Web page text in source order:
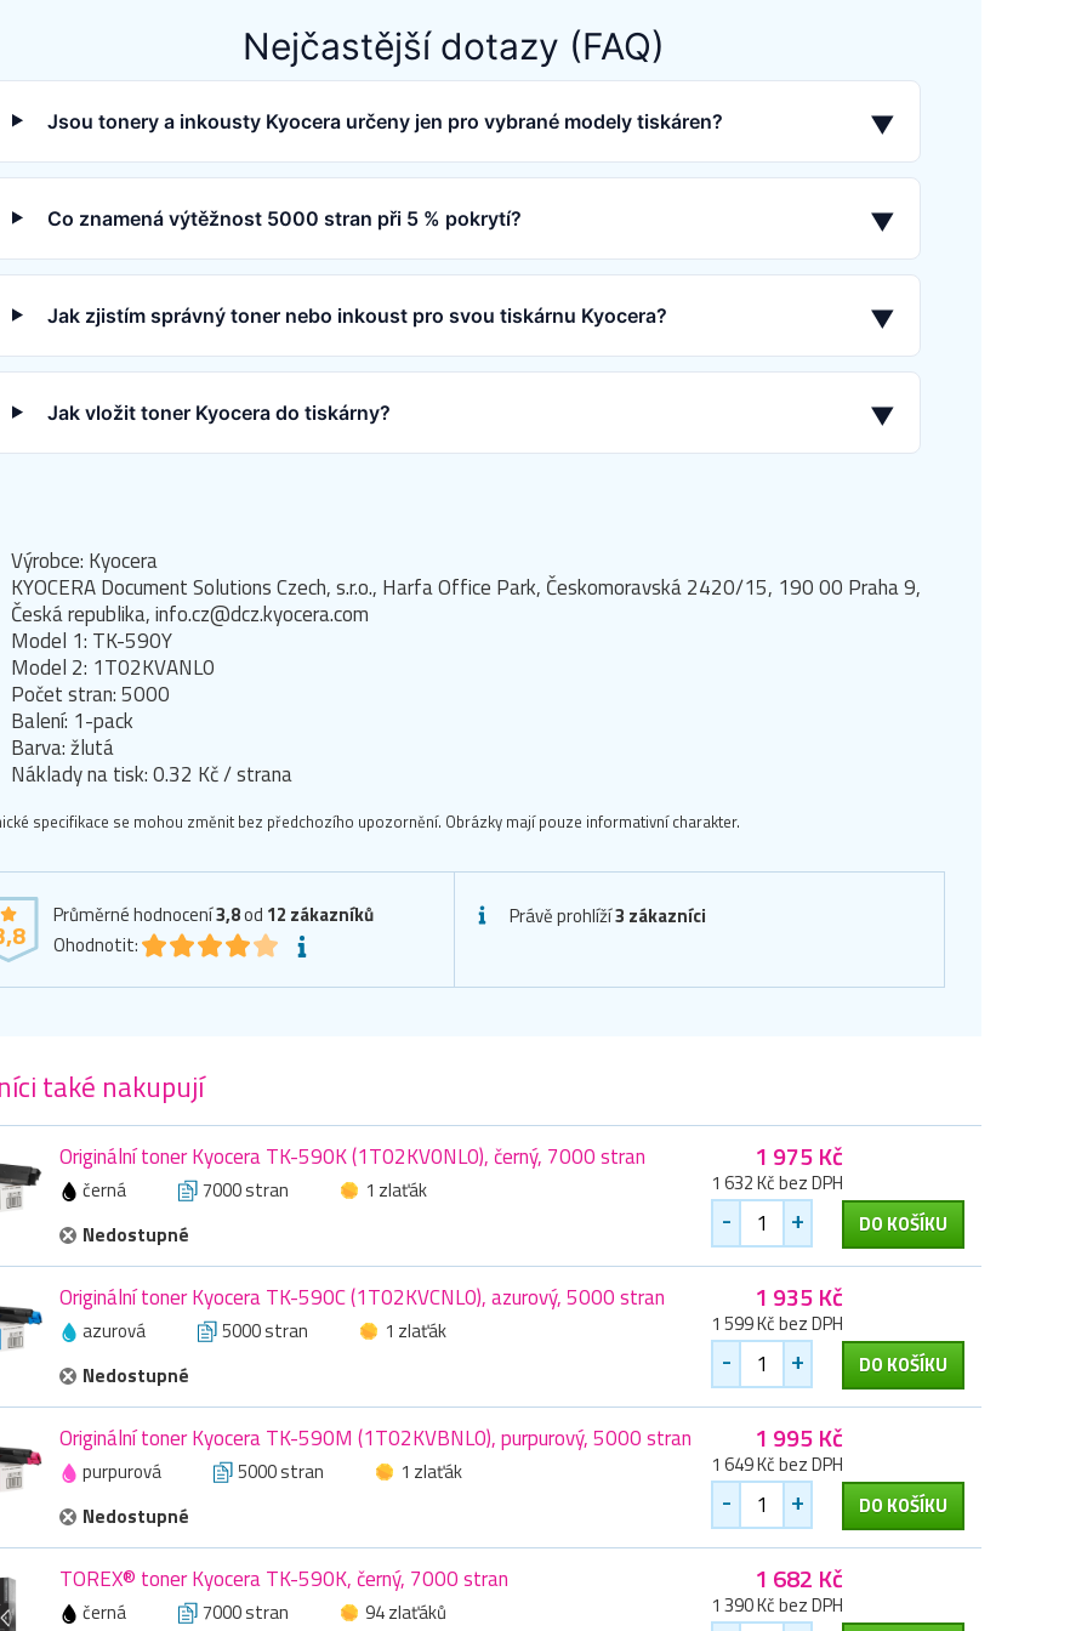
Nejčastější dotazy (FAQ)
Jsou tonery a inkousty Kyocera určeny jen pro vybrané modely tiskáren? ▼
Co znamená výtěžnost 5000 stran při 5 % pokrytí? ▼
Jak zjistím správný toner nebo inkoust pro svou tiskárnu Kyocera? ▼
Jak vložit toner Kyocera do tiskárny? ▼
Výrobce: Kyocera
KYOCERA Document Solutions Czech, s.r.o., Harfa Office Park, Českomoravská 2420/15, 190 00 Praha 9,
Česká republika, info.cz@dcz.kyocera.com
Model 1: TK-590Y
Model 2: 1T02KVANL0
Počet stran: 5000
Balení: 1-pack
Barva: žlutá
Náklady na tisk: 0.32 Kč / strana
specifikace se mohou změnit bez předchozího upozornění. Obrázky mají pouze informativní charakter.
Průměrné hodnocení3,8od 12 zákazníků
Ohodnotit:
Právě prohlíží3 zákazníci
také nakupují
Originální toner Kyocera TK-590K (1T02KV0NL0), černý, 7000 stran
černá 7000 stran
1 zlaťák
Nedostupné
1 975 Kč
1 632 Kč bez DPH
- + DO KOŠÍKU
Originální toner Kyocera TK-590C (1T02KVCNL0), azurový, 5000 stran
azurová 5000 stran
1 zlaťák
Nedostupné
1 935 Kč
1 599 Kč bez DPH
- + DO KOŠÍKU
Originální toner Kyocera TK-590M (1T02KVBNL0), purpurový, 5000 stran
purpurová 5000 stran
1 zlaťák
Nedostupné
1 995 Kč
1 649 Kč bez DPH
- + DO KOŠÍKU
TOREX® toner Kyocera TK-590K, černý, 7000 stran
černá 7000 stran 94 zlaťáků
1 682 Kč
1 390 Kč bez DPH